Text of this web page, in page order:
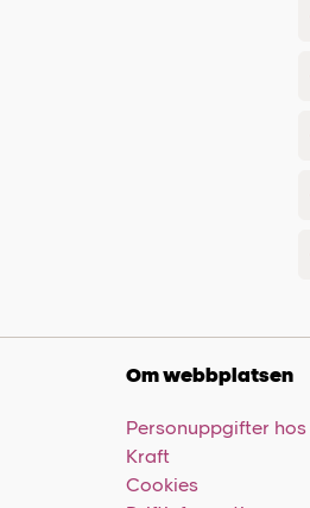
Om webbplatsen
Personuppgifter
Kraft
Cookies